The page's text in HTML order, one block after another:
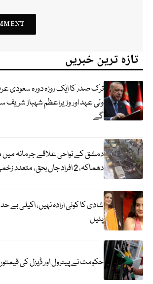
تازہ ترین خبریں
ترک صدر کا ایک روزہ دورہ سعودی
ولی عہد اور وزیراعظم شہباز شریف
گے
دمشق کے نواحی علاقے جرمانہ
دھماکہ، 2 افراد جاں بحق، متعدد زخمی
شادی کا کوئی ارادہ نہیں، اکیلی بے
پٹیل
حکومت نے پیٹرول اور ڈیزل کی